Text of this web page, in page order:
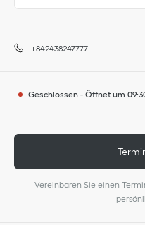
+842438247777
Geschlossen - Öffnet um
Vereinbaren Sie einen